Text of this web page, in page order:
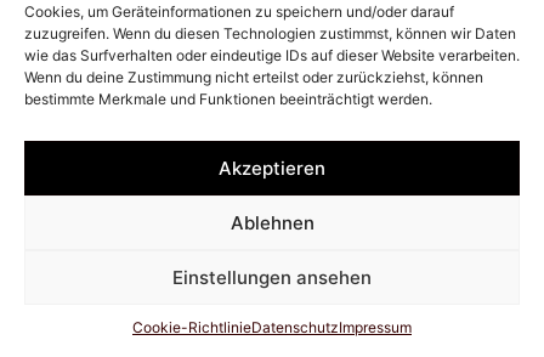
Cookies, um Geräteinformationen zu speichern und/oder darauf
zuzugreifen. Wenn du diesen Technologien zustimmst, können wir Daten
wie das Surfverhalten oder eindeutige IDs auf dieser Website verarbeiten.
Wenn du deine Zustimmung nicht erteilst oder zurückziehst, können
bestimmte Merkmale und Funktionen beeinträchtigt werden.
Akzeptieren
Ablehnen
Einstellungen ansehen
Cookie-RichtlinieDatenschutzImpressum
Impressum Datenschutz
Cookie-Richtlinie (EU)